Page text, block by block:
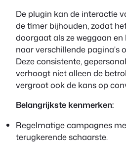
De plugin kan de interactie
de timer bijhouden, zodat
doorgaat als ze weggaan
naar verschillende pagina's
Deze consistente,
verhoogt niet alleen de
vergroot ook de kans op
Belangrijkste kenmerken:
Regelmatige campagnes
terugkerende schaarste.